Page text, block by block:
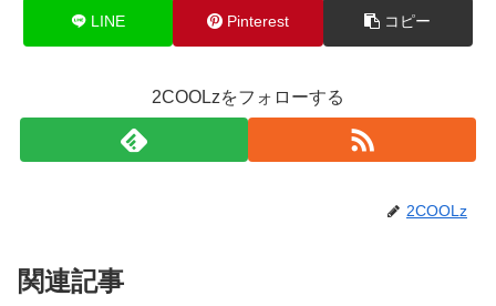
LINE Pinterest コピー
2COOLzをフォローする
2COOLz
関連記事